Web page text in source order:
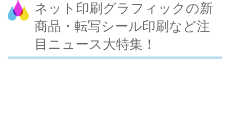
ネット印刷グラフィックの新
商品・転写シール印刷など注
目ニュース大特集！